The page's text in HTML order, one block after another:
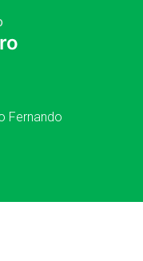
Fernando